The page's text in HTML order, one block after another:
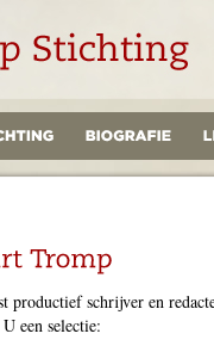
productief schrijver en
een selectie: